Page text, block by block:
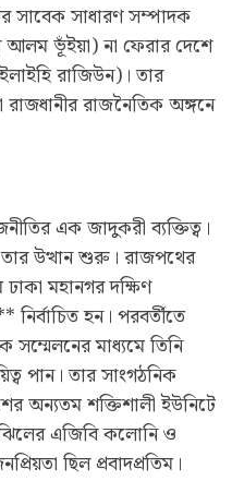
সাবেক সাধারণ সম্পাদক
ভূঁইয়া) না ফেরার দেশে
ইলাইহি রাজিউন)। তার
রাজনৈতিক অঙ্গনে
এক জাদুকরী ব্যক্তিত্ব।
তার উত্থান শুরু। রাজপথের
ঢাকা মহানগর দক্ষিণ
হন। পরবর্তীতে
মাধ্যমে তিনি
পান। তার সাংগঠনিক
অন্যতম শক্তিশালী ইউনিটে
এজিবি কলোনি ও
ছিল প্রবাদপ্রতিম।